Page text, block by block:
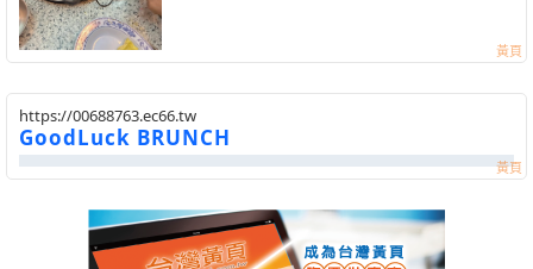
https://00688763.ec66.tw
GoodLuck BRUNCH